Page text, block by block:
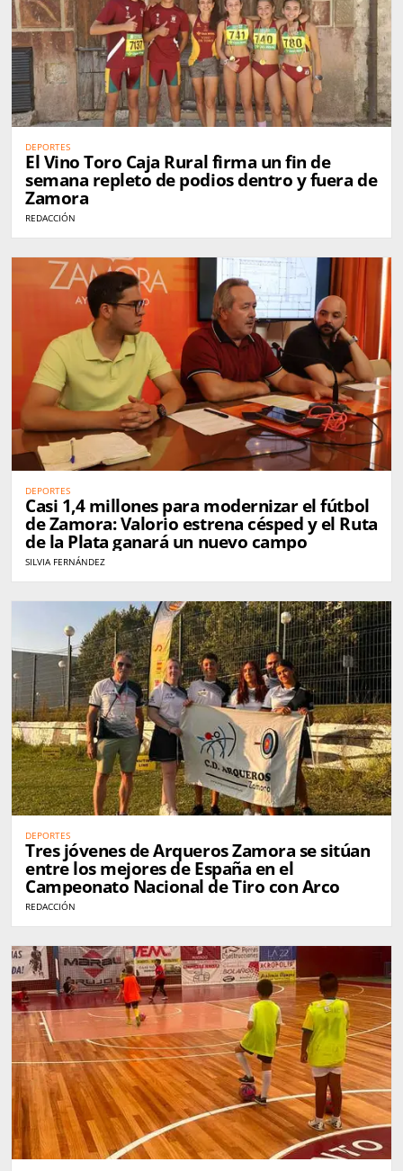
DEPORTES
El Vino Toro Caja Rural firma un fin de
semana repleto de podios dentro y fuera de
Zamora
REDACCIÓN
DEPORTES
Casi 1,4 millones para modernizar el fútbol
de Zamora: Valorio estrena césped y el Ruta
de la Plata ganará un nuevo campo
SILVIA FERNÁNDEZ
DEPORTES
Tres jóvenes de Arqueros Zamora se sitúan
entre los mejores de España en el
Campeonato Nacional de Tiro con Arco
REDACCIÓN